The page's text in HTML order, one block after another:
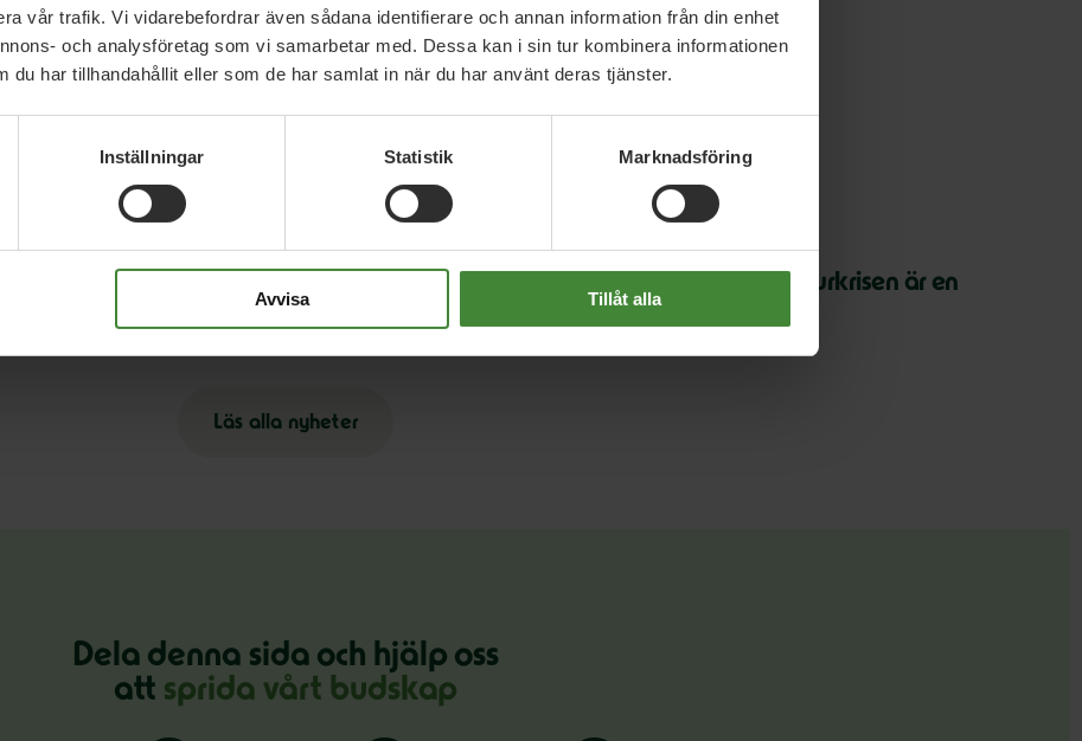
vår trafik. Vi vidarebefordrar även sådana identifierare och annan information från din enhet
och analysföretag som vi samarbetar med. Dessa kan i sin tur kombinera informationen
du har tillhandahållit eller som de har samlat in när du har använt deras tjänster.
Inställningar Statistik Marknadsföring
Avvisa Tillåt alla
Relaterade nyheter
3 augusti 2026 30 juli 2026
Earth Overshoot Day: Naturkrisen är en
Läs alla nyheter
Dela denna sida och hjälp oss
att sprida vårt budskap